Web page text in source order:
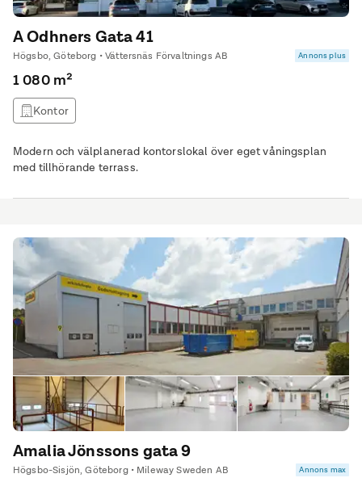
A Odhners Gata 41
Högsbo, Göteborg • Vättersnäs Förvaltnings AB Annons plus
1 080 m²
Kontor
Modern och välplanerad kontorslokal över eget våningsplan
med tillhörande terrass.
Amalia Jönssons gata 9
Högsbo-Sisjön, Göteborg • Mileway Sweden AB Annons max